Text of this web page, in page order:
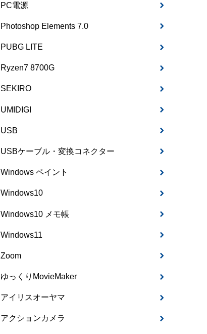
PC電源
Photoshop Elements 7.0
PUBG LITE
Ryzen7 8700G
SEKIRO
UMIDIGI
USB
USBケーブル・変換コネクター
Windows ペイント
Windows10
Windows10 メモ帳
Windows11
Zoom
ゆっくりMovieMaker
アイリスオーヤマ
アクションカメラ